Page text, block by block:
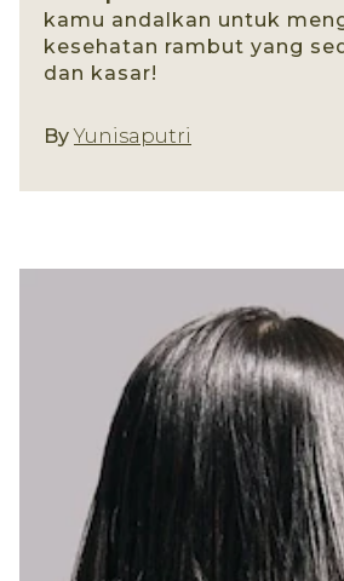
kamu andalkan untuk
kesehatan rambut yang
dan kasar!
By Yunisaputri